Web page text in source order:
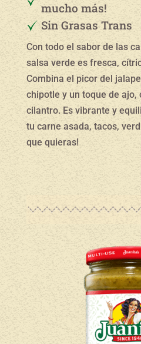
mucho más!
Sin Grasas Trans
Con todo el sabor de las
salsa verde es fresca,
Combina el picor del
chipotle y un toque de ajo,
cilantro. Es vibrante y
tu carne asada, tacos,
que quieras!